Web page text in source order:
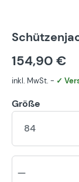
154,90 €
inkl. MwSt. - ✓
Größe
84